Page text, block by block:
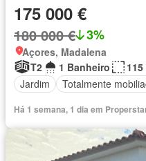
175 000 €
180 000 € 3%
Açores, Madalena
T2
1 Banheiro
115
Jardim
Totalmente
Há 1 semana, 1 dia em